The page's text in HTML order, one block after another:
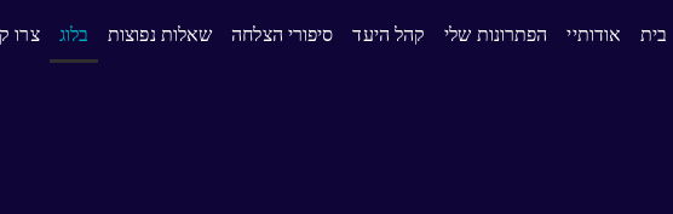
בית אודותיי הפתרונות שלי קהל היעד סיפורי הצלחה שאלות נפוצות בלוג צרו